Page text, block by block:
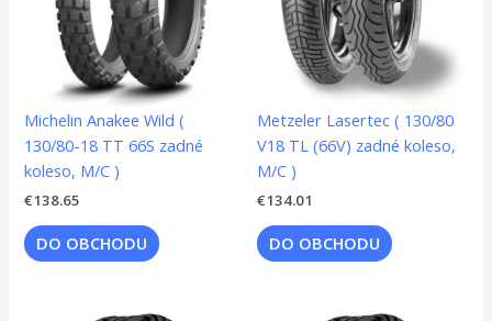
Michelin Anakee Wild (
130/80-18 TT 66S zadné
koleso, M/C )
€138.65
DO OBCHODU
Metzeler Lasertec ( 130/80
V18 TL (66V) zadné koleso,
M/C )
€134.01
DO OBCHODU